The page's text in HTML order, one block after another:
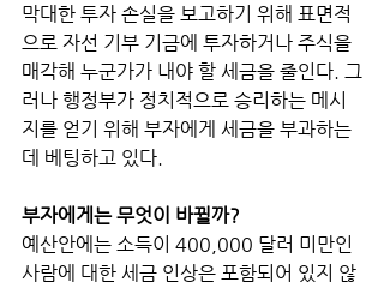
막대한 투자 손실을 보고하기 위해 표면적
으로 자선 기부 기금에 투자하거나 주식을
매각해 누군가가 내야 할 세금을 줄인다. 그
러나 행정부가 정치적으로 승리하는 메시
지를 얻기 위해 부자에게 세금을 부과하는
데 베팅하고 있다.
부자에게는 무엇이 바뀔까?
예산안에는 소득이 400,000 달러 미만인
사람에 대한 세금 인상은 포함되어 있지 않